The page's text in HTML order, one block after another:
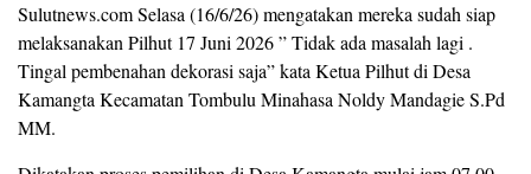
Sulutnews.com Selasa (16/6/26) mengatakan mereka sudah siap
melaksanakan Pilhut 17 Juni 2026 ” Tidak ada masalah lagi .
Tingal pembenahan dekorasi saja” kata Ketua Pilhut di Desa
Kamangta Kecamatan Tombulu Minahasa Noldy Mandagie S.Pd
MM.